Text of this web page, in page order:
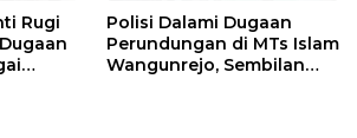
Rugi
Polisi Dalami Dugaan
Perundungan di MTs Islam
Wangunrejo, Sembilan